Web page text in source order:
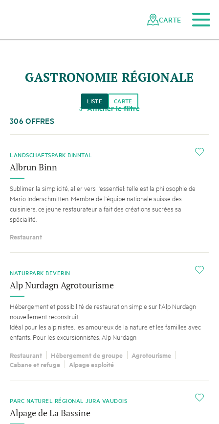
réseau
CARTE
GASTRONOMIE RÉGIONALE
a Afficher le filtre
LISTE CARTE
306 OFFRES
i
LANDSCHAFTSPARK BINNTAL
Albrun Binn
Sublimer la simplicité, aller vers l'essentiel: telle est la philosophie de
Mario Inderschmitten. Membre de l'équipe nationale suisse des
cuisiniers, ce jeune restaurateur a fait des créations sucrées sa
spécialité.
Restaurant
i
NATURPARK BEVERIN
Alp Nurdagn Agrotourisme
Hébergement et possibilité de restauration simple sur l'Alp Nurdagn
nouvellement reconstruit.
Idéal pour les alpinistes, les amoureux de la nature et les familles avec
enfants. Pour les excursionnistes, Alp Nurdagn
Restaurant Hébergement de groupe
Agrotourisme
Cabane et refuge
Alpage exploité
i
PARC NATUREL RÉGIONAL JURA VAUDOIS
Alpage de La Bassine